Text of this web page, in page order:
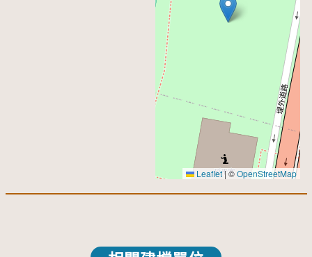
Leaflet|©OpenStreetMap